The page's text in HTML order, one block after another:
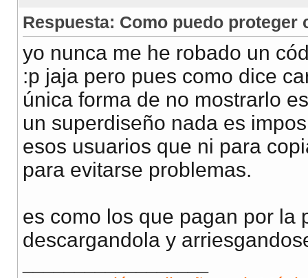
Respuesta: Como puedo
yo nunca me he robado un
:p jaja pero pues como dice
única forma de no mostrarlo
un superdiseño nada es
esos usuarios que ni para
para evitarse problemas.
es como los que pagan por la
descargandola y